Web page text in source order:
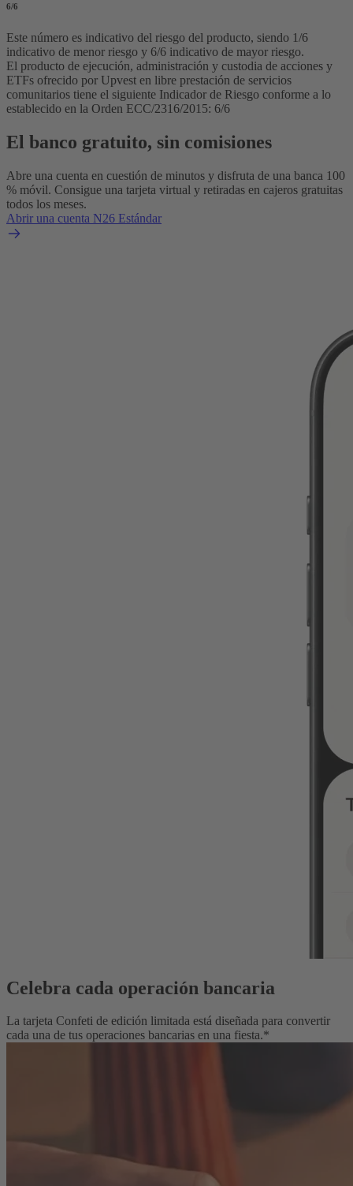
6/6
Este número es indicativo del riesgo del producto, siendo 1/6
indicativo de menor riesgo y 6/6 indicativo de mayor riesgo.
El producto de ejecución, administración y custodia de acciones y
ETFs ofrecido por Upvest en libre prestación de servicios
comunitarios tiene el siguiente Indicador de Riesgo conforme a lo
establecido en la Orden ECC/2316/2015: 6/6
El banco gratuito, sin comisiones
Abre una cuenta en cuestión de minutos y disfruta de una banca 100
% móvil. Consigue una tarjeta virtual y retiradas en cajeros gratuitas
todos los meses.
Abrir una cuenta N26 Estándar
Celebra cada operación bancaria
La tarjeta Confeti de edición limitada está diseñada para convertir
cada una de tus operaciones bancarias en una fiesta.*